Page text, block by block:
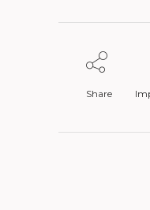
Share